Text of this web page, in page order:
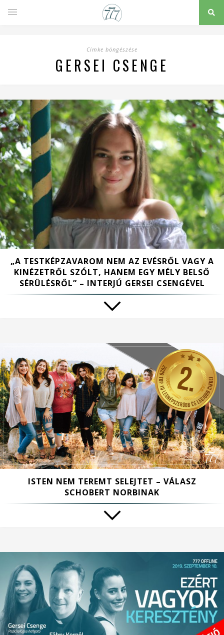
Címke böngészése
GERSEI CSENGE
„A TESTKÉPZAVAROM NEM AZ EVÉSRŐL VAGY A
KINÉZETRŐL SZÓLT, HANEM EGY MÉLY BELSŐ
SÉRÜLÉSRŐL” – INTERJÚ GERSEI CSENGÉVEL
ISTEN NEM TEREMT SELEJTET – VÁLASZ
SCHOBERT NORBINAK